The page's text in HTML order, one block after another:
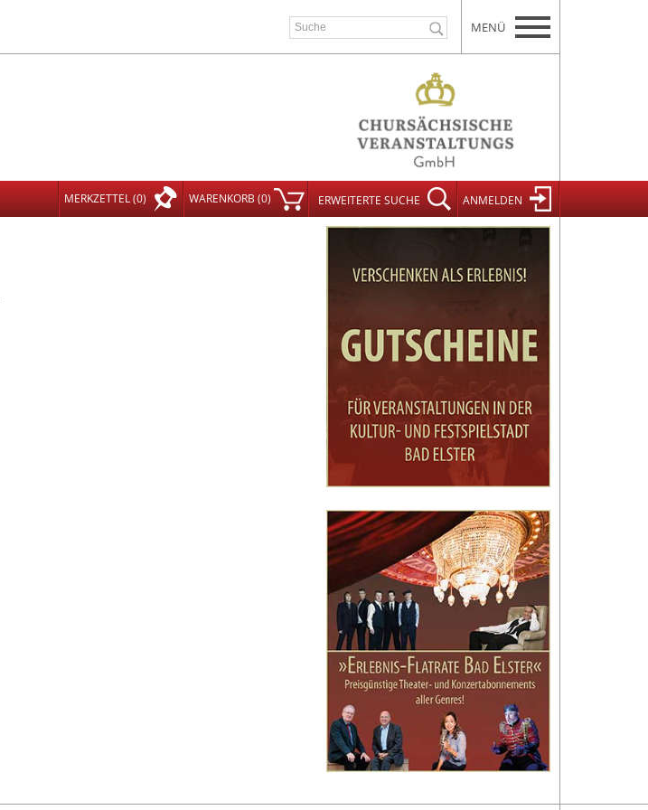
MENÜ
MERKZETTEL(0) WARENKORB (0) ERWEITERTE SUCHE ANMELDEN